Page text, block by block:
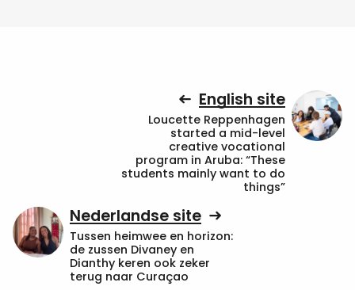
English site
Loucette Reppenhagen
started a mid-level
creative vocational
program in Aruba: “These
students mainly want to do
things”
Nederlandse site
Tussen heimwee en horizon:
de zussen Divaney en
Dianthy keren ook zeker
terug naar Curaçao